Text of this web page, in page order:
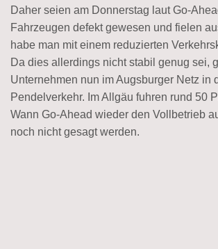
Daher seien am Donnerstag laut Go-
Fahrzeugen defekt gewesen und fielen
habe man mit einem reduzierten
Da dies allerdings nicht stabil genug sei,
Unternehmen nun im Augsburger Netz in
Pendelverkehr. Im Allgäu fuhren rund 50
Wann Go-Ahead wieder den Vollbetrieb
noch nicht gesagt werden.